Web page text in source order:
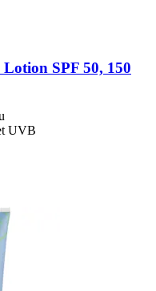
SPF 50, 150
UVB